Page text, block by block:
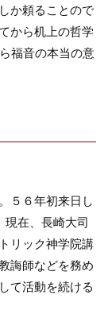
か頼ることので
から机上の哲学
福音の本当の意
５６年初来日し
在、長崎大司
リック神学院講
誨師などを務め
て活動を続ける